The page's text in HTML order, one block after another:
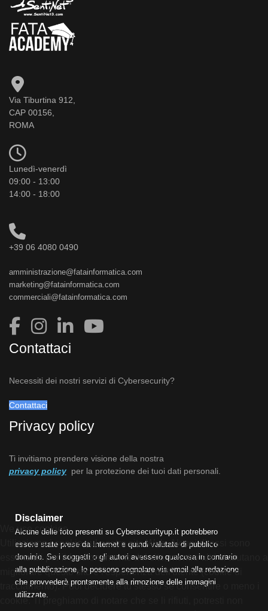
Via Tiburtina 912,
CAP 00156,
ROMA
Lunedì-venerdì
09:00 - 13:00
14:00 - 18:00
+39 06 4080 0490
amministrazione@fatainformatica.com
marketing@fatainformatica.com
commerciali@fatainformatica.com
Contattaci
Necessiti dei nostri servizi di Cybersecurity?
Contattaci
Privacy policy
Ti invitiamo prendere visione della nostra
privacy policy per la protezione dei tuoi dati personali.
Disclaimer
Alcune delle foto presenti su Cybersecurityup.it potrebbero
essere state prese da Internet e quindi valutate di pubblico
dominio. Se i soggetti o gli autori avessero qualcosa in contrario
alla pubblicazione, lo possono segnalare via email alla redazione
che provvederà prontamente alla rimozione delle immagini
utilizzate.
We use cookies
Utilizziamo i cookie sul nostro sito Web. Alcuni di essi sono
essenziali per il funzionamento del sito, mentre altri ci aiutano a
migliorare questo sito e l'esperienza dell'utente (cookie di
tracciamento). Puoi decidere tu stesso se consentire o meno i
cookie. Ti preghiamo di notare che se li rifiuti, potresti non